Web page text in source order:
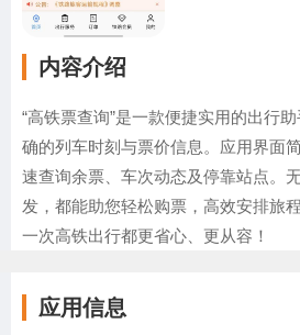
内容介绍
“高铁票查询”是一款便捷实用的出行
确的列车时刻与票价信息。应用界面
速查询余票、车次动态及停靠站点。
发，都能助您轻松购票，高效安排旅
一次高铁出行都更省心、更从容！
应用信息